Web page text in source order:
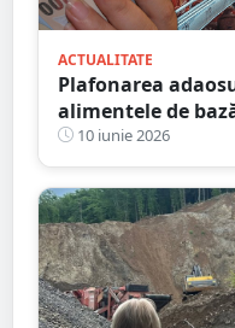
ACTUALITATE
Plafonarea
alimentele de
Produsele vizate
10 iunie 2026